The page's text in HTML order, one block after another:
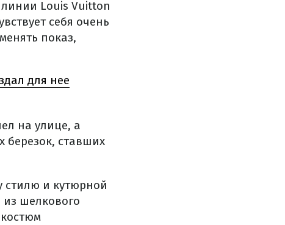
Louis Vuitton
себя очень
показ,
для нее
на улице, а
березок, ставших
стилю и кутюрной
шелкового